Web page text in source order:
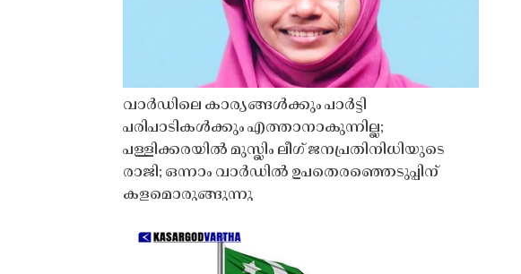
വാർഡിലെ കാര്യങ്ങൾക്കും പാർട്ടി
പരിപാടികൾക്കും എത്താനാകുന്നില്ല;
പള്ളിക്കരയിൽ മുസ്ലിം ലീഗ് ജനപ്രതിനിധിയുടെ
രാജി; ഒന്നാം വാർഡിൽ ഉപതെരഞ്ഞെടുപ്പിന്
കളമൊരുങ്ങുന്നു